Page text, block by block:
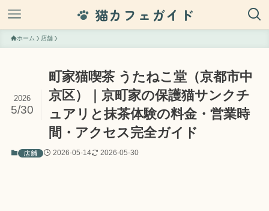
猫カフェガイド
ホーム 店舗
町家猫喫茶 うたねこ堂（京都市中
京区）｜京町家の保護猫サンクチ
ュアリと抹茶体験の料金・営業時
間・アクセス完全ガイド
2026
5/30
店舗 2026-05-14 2026-05-30